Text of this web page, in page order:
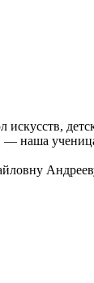
наша